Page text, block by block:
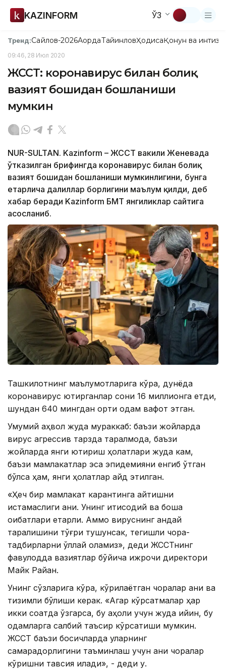
KAZINFORM ЎЗ
Тренд:Сайлов-2026АқордаТайинловҲодисаҚонун ва
09:46, 28 Июл 2020
ЖССТ: коронавирус билан боғлиқ
вазият бошидан бошланиши
мумкин
NUR-SULTAN. Kazinform – ЖССТ вакили Женевада
ўтказилган брифингда коронавирус билан боғлиқ
вазият бошидан бошланиши мумкинлигини, бунга
етарлича далиллар борлигини маълум қилди, деб
хабар беради Kazinform БМТ янгиликлар сайтига
асосланиб.
Ташкилотнинг маълумотларига кўра, дунёда
коронавирус юқтирганлар сони 16 миллионга етди,
шундан 640 мингдан ортиқ одам вафот этган.
Умумий аҳвол жуда мураккаб: баъзи жойларда
вирус агрессив тарзда тарқалмоқда, баъзи
жойларда янги юқтириш ҳолатлари жуда кам,
баъзи мамлакатлар эса эпидемияни енгиб ўтган
бўлса ҳам, янги ҳолатлар қайд этилган.
«Ҳеч бир мамлакат карантинга қайтишни
истамаслиги аниқ. Унинг иқтисодий ва бошқа
оқибатлари етарли. Аммо вируснинг қандай
тарқалишини тўғри тушунсак, тегишли чора-
тадбирларни қўллай оламиз», деди ЖССТнинг
фавқулодда вазиятлар бўйича ижрочи директори
Майк Райан.
Унинг сўзларига кўра, кўрилаётган чоралар аниқ ва
тизимли бўлиши керак. «Агар кўрсатмалар ҳар
икки соатда ўзгарса, бу аҳоли учун жуда қийин, бу
одамларга салбий таъсир кўрсатиши мумкин.
ЖССТ баъзи босқичларда уларнинг
самарадорлигини таъминлаш учун аниқ чоралар
кўришни тавсия қилади», - деди у.